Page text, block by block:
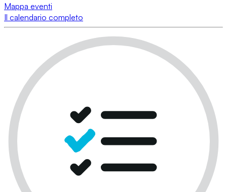
Mappa eventi
Il calendario completo